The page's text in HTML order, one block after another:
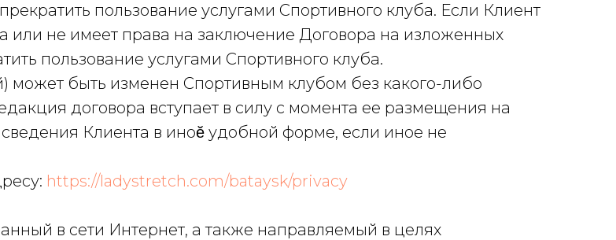
пользование услугами Спортивного клуба. Если Клиент
или не имеет права на заключение Договора на изложенных
пользование услугами Спортивного клуба.
может быть изменен Спортивным клубом без какого-либо
договора вступает в силу с момента ее размещения на
Клиента в иноӗ удобной форме, если иное не
https://ladystretch.com/bataysk/privacy
в сети Интернет, а также направляемый в целях